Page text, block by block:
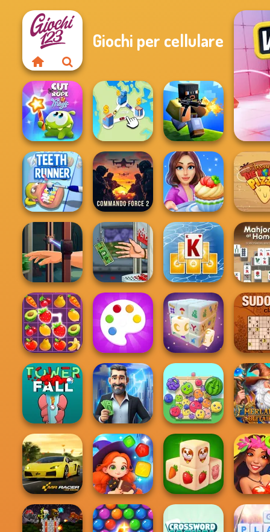
Giochi per cellulare
Cut The Rope
Magic
State Connect Poxel.io
Teeth Runner
Commando
Force 2
Cooking Stories:
Fun Cafe
Around
Worlds
Hand Me The
Goods
Handless
Millionaire
Tripeaks Solitaire
Holiday
Fruit Mahjong Fun Colors Mystic Mahjong Sudoku
Tower Fall
LandLord Rent
out - Real Estat...
Fruit Party